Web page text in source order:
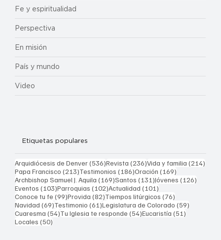
Fe y espiritualidad
Perspectiva
En misión
País y mundo
Video
Etiquetas populares
Arquidiócesis de Denver(536)536 entradas
Revista (236)236 entradas
Vida y familia (214)
Papa Francisco (213)213 entradas
Testimonios (186)186 entradas
Oración (169)
Archbishop Samuel J. Aquila (169)169 entradas
Santos (131)131 entradas
Jóvenes (126)
Eventos (103)103 entradas
Parroquias (102)102 entradas
Actualidad (101)
Conoce tu fe (99)99 entradas
Provida (82)82 entradas
Tiempos litúrgicos (76)
Navidad (69)69 entradas
Testimonio (61)61 entradas
Legislatura de Colorado (59)
Cuaresma (54)54 entradas
Tu Iglesia te responde (54)54 entradas
Eucaristía (51)
Locales (50)